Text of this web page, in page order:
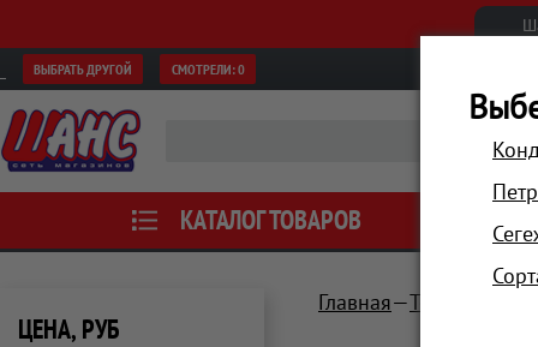
ВЫБРАТЬ ДРУГОЙ СМОТРЕЛИ:0
КАТАЛОГ ТОВАРОВ АКЦИИ
ЦЕНА, РУБ
Главная Техника для